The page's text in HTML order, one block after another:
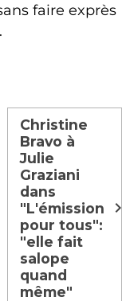
faire exprès
Christine
Bravo à
Julie
Graziani
dans
"L'émission
pour tous":
"elle fait
salope
quand
même"